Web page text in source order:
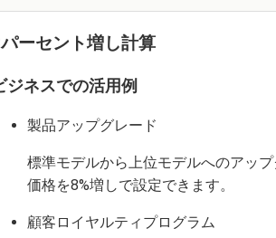
ーセント増し計算
ジネスでの活用例
製品アップグレード
標準モデルから上位モデルへのアッ
価格を8%増しで設定できます。
顧客ロイヤルティプログラム